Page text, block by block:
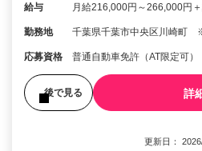
給与 月給216,000円～266,000円
勤務地 千葉県千葉市中央区川崎町
応募資格 普通自動車免許（AT限定可
後で見る 詳
更新日：